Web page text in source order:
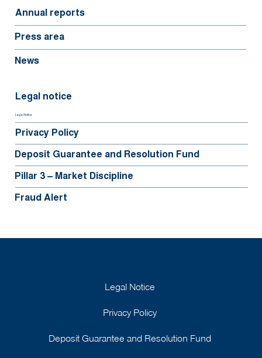
Legal Notice
Privacy Policy
Deposit Guarantee and Resolution Fund
Annual reports
Press area
News
Legal notice
Legal Notice
Privacy Policy
Deposit Guarantee and Resolution Fund
Pillar 3 – Market Discipline
Fraud Alert